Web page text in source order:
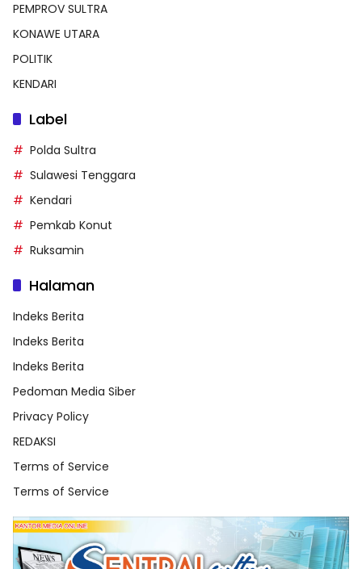
PEMPROV SULTRA
KONAWE UTARA
POLITIK
KENDARI
Label
Polda Sultra
Sulawesi Tenggara
Kendari
Pemkab Konut
Ruksamin
Halaman
Indeks Berita
Indeks Berita
Indeks Berita
Pedoman Media Siber
Privacy Policy
REDAKSI
Terms of Service
Terms of Service